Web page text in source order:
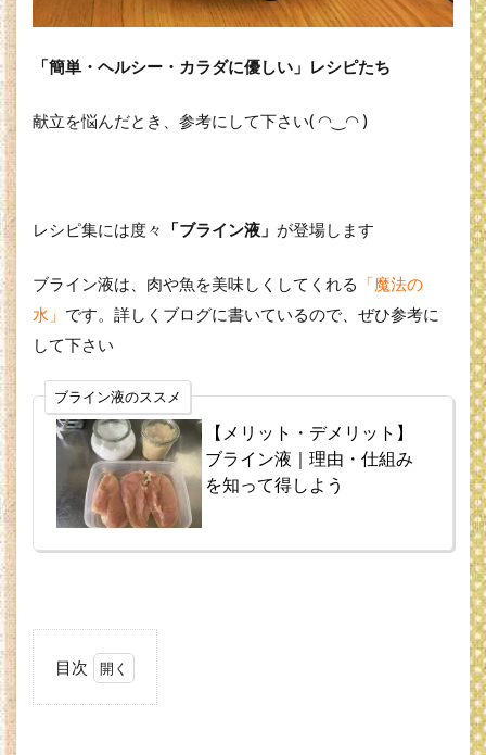
「簡単・ヘルシー・カラダに優しい」レシピたち
献立を悩んだとき、参考にして下さい( ◠‿◠ )
レシピ集には度々 「ブライン液」 が登場します
ブライン液は、肉や魚を美味しくしてくれる
「魔法の
水」 です。詳しくブログに書いているので、ぜひ参考に
して下さい
ブライン液のススメ
【メリット・デメリット】
ブライン液｜理由・仕組み
を知って得しよう
目次